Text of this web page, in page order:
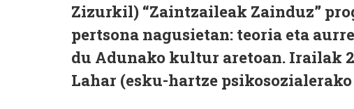
Zizurkil) “Zaintzaileak Zainduz”
pertsona nagusietan: teoria eta
du Adunako kultur aretoan. Irailak
Lahar (esku-hartze